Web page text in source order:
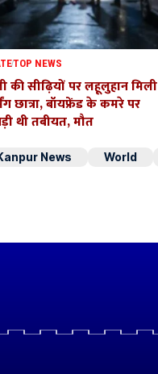
TOP NEWS
की सीढ़ियों पर लहूलुहान मिली
छात्रा, बॉयफ्रेंड के कमरे पर
थी तबीयत, मौत
News World